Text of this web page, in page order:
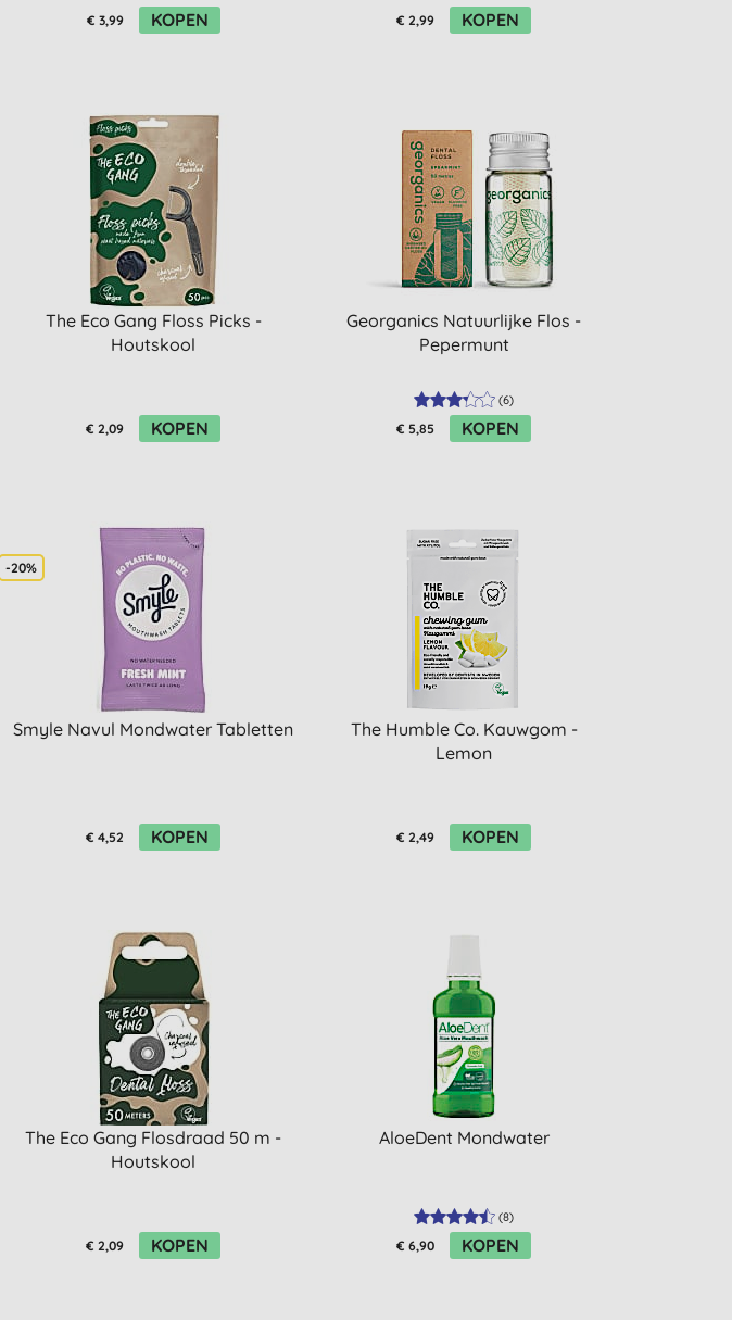
€ 3,99 KOPEN € 2,99 KOPEN
The Eco Gang Floss Picks -
Houtskool
€ 2,09 KOPEN
Georganics Natuurlijke Flos -
Pepermunt
(6)
€ 5,85 KOPEN
-20%
Smyle Navul Mondwater Tabletten
€ 4,52 KOPEN
The Humble Co. Kauwgom -
Lemon
€ 2,49 KOPEN
The Eco Gang Flosdraad 50 m -
Houtskool
€ 2,09 KOPEN
AloeDent Mondwater
(8)
€ 6,90 KOPEN